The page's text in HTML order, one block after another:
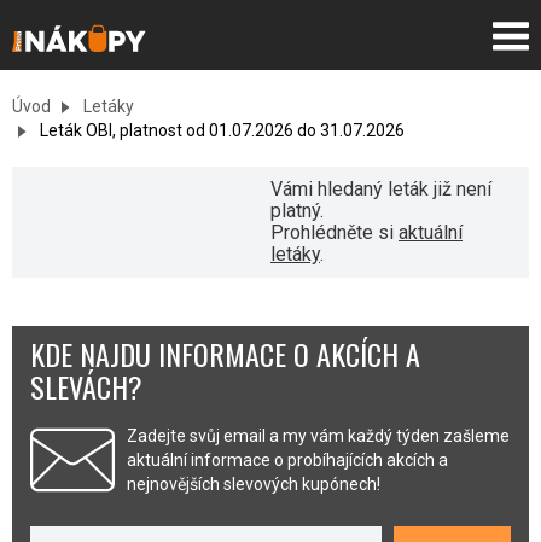
Úvod
Letáky
Leták OBI, platnost od 01.07.2026 do 31.07.2026
Vámi hledaný leták již není
platný.
Prohlédněte si aktuální
letáky.
KDE NAJDU INFORMACE O AKCÍCH A
SLEVÁCH?
Zadejte svůj email a my vám každý týden zašleme
aktuální informace o probíhajících akcích a
nejnovějších slevových kupónech!